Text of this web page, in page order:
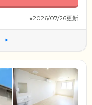
※2026/07/26更新